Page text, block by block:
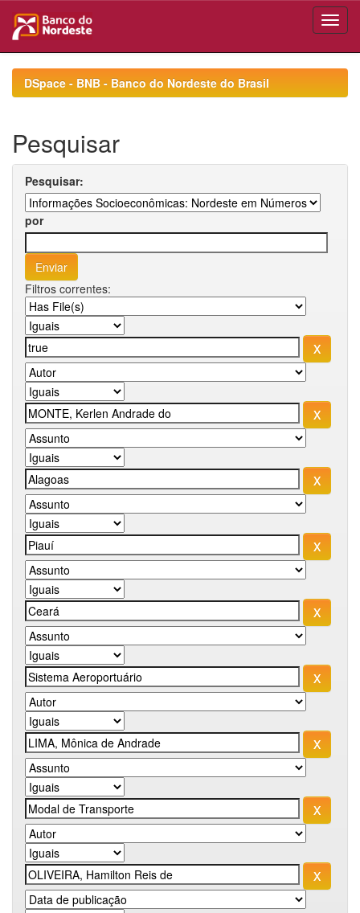
navigationDSpace - BNB - Banco do Nordeste do Brasil
Pesquisar
Pesquisar:
por
Filtros correntes: